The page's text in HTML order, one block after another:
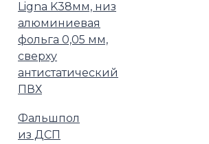
Фальшпол
из ДСП